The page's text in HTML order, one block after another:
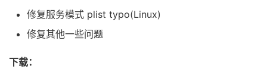
修复服务模式 plist typo(Linux)
修复其他一些问题
下载：